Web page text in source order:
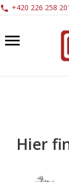
+420 226 258
Hier